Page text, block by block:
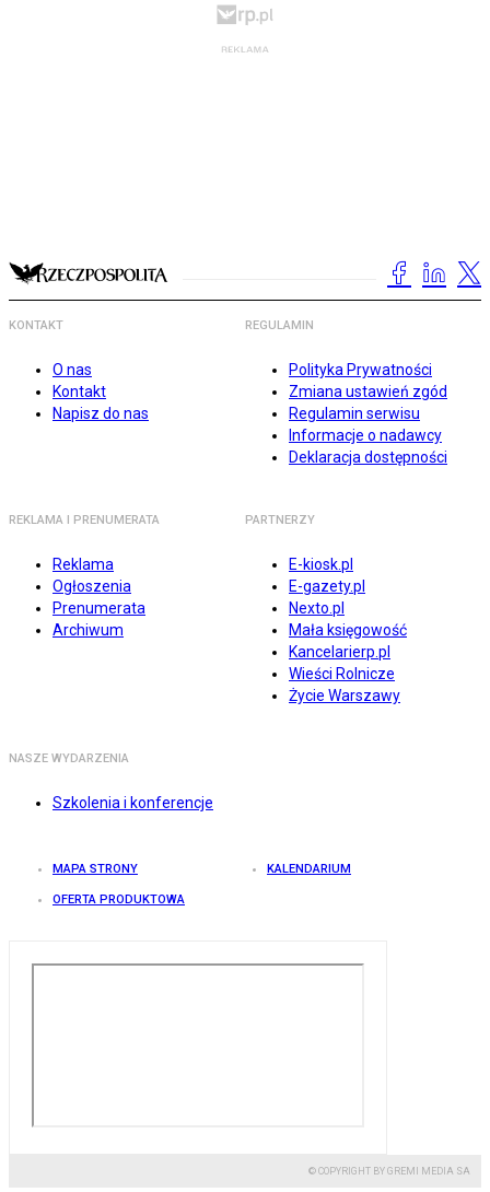
KONTAKT
O nas
Kontakt
Napisz do nas
REGULAMIN
Polityka Prywatności
Zmiana ustawień zgód
Regulamin serwisu
Informacje o nadawcy
Deklaracja dostępności
REKLAMA I PRENUMERATA
Reklama
Ogłoszenia
Prenumerata
Archiwum
PARTNERZY
E-kiosk.pl
E-gazety.pl
Nexto.pl
Mała księgowość
Kancelarierp.pl
Wieści Rolnicze
Życie Warszawy
NASZE WYDARZENIA
Szkolenia i konferencje
MAPA STRONY KALENDARIUM
OFERTA PRODUKTOWA
© COPYRIGHT BY GREMI MEDIA SA